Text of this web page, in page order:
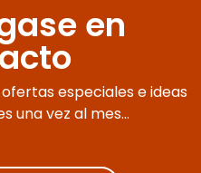
en
especiales e ideas
una vez al mes...